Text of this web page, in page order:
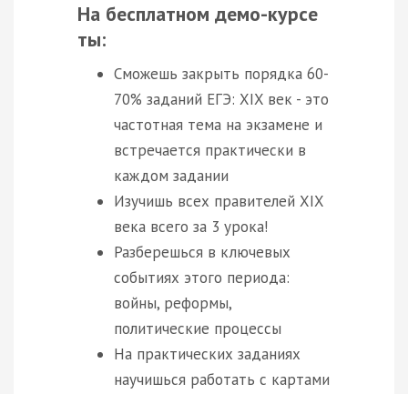
На бесплатном демо-курсе
ты:
Сможешь закрыть порядка 60-
70% заданий ЕГЭ: XIX век - это
частотная тема на экзамене и
встречается практически в
каждом задании
Изучишь всех правителей XIX
века всего за 3 урока!
Разберешься в ключевых
событиях этого периода:
войны, реформы,
политические процессы
На практических заданиях
научишься работать с картами